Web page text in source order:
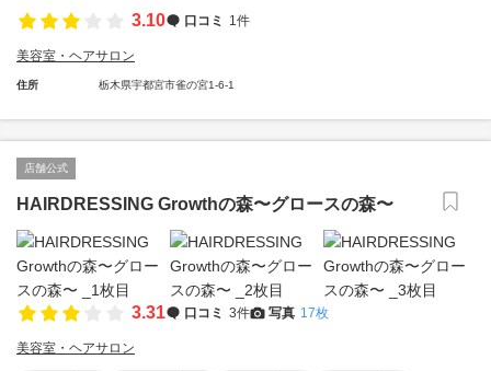
3.10
口コミ 1件
美容室・ヘアサロン
住所 栃木県宇都宮市雀の宮1-6-1
店舗公式
HAIRDRESSING Growthの森〜グロースの森〜
3.31 口コミ 3件 写真 17枚
美容室・ヘアサロン